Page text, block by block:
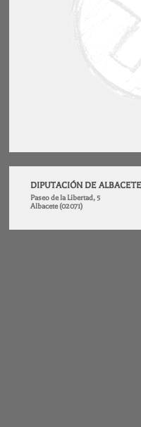
DIPUTACIÓN DE
Paseo de la Libertad, 5
Albacete (02071)